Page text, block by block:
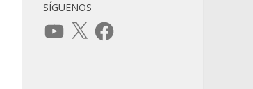
SÍGUENOS
YouTube
X Facebook